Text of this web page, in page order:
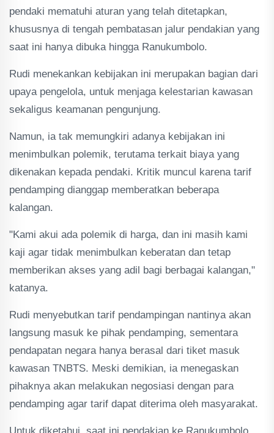
pendaki mematuhi aturan yang telah ditetapkan,
khususnya di tengah pembatasan jalur pendakian yang
saat ini hanya dibuka hingga Ranukumbolo.
Rudi menekankan kebijakan ini merupakan bagian dari
upaya pengelola, untuk menjaga kelestarian kawasan
sekaligus keamanan pengunjung.
Namun, ia tak memungkiri adanya kebijakan ini
menimbulkan polemik, terutama terkait biaya yang
dikenakan kepada pendaki. Kritik muncul karena tarif
pendamping dianggap memberatkan beberapa
kalangan.
"Kami akui ada polemik di harga, dan ini masih kami
kaji agar tidak menimbulkan keberatan dan tetap
memberikan akses yang adil bagi berbagai kalangan,"
katanya.
Rudi menyebutkan tarif pendampingan nantinya akan
langsung masuk ke pihak pendamping, sementara
pendapatan negara hanya berasal dari tiket masuk
kawasan TNBTS. Meski demikian, ia menegaskan
pihaknya akan melakukan negosiasi dengan para
pendamping agar tarif dapat diterima oleh masyarakat.